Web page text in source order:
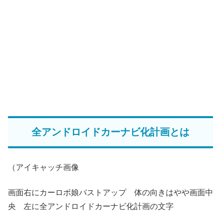
全アンドロイドカーナビ化計画とは
（アイキャッチ画像
画面右にカーロボ娘バストアップ 体の向きはやや画面中
央 左に全アンドロイドカーナビ化計画の文字